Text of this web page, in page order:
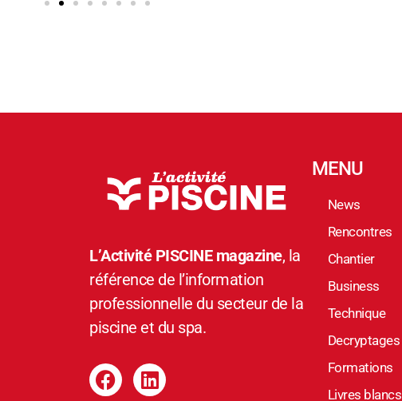
L’Activité PISCINE magazine, la
référence de l’information
professionnelle du secteur de la
piscine et du spa.
MENU
News
Rencontres
Chantier
Business
Technique
Decryptages
Formations
Livres blancs